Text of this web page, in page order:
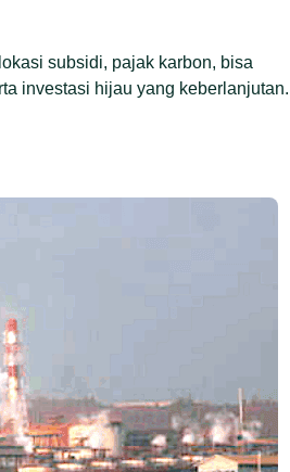
subsidi, pajak karbon, bisa
investasi hijau yang keberlanjutan.